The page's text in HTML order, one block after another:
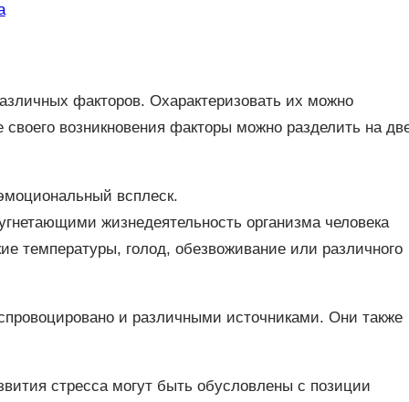
факторов. Охарактеризовать их можно
возникновения факторы можно разделить на
всплеск.
жизнедеятельность организма человека
температуры, голод, обезвоживание или различного
и различными источниками. Они также
стресса могут быть обусловлены с позиции